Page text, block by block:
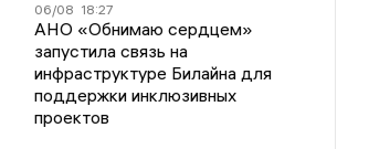
06/08 18:27
АНО «Обнимаю сердцем»
запустила связь на
инфраструктуре Билайна для
поддержки инклюзивных
проектов